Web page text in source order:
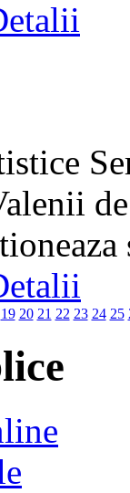
19 20 21 22 23 24 25